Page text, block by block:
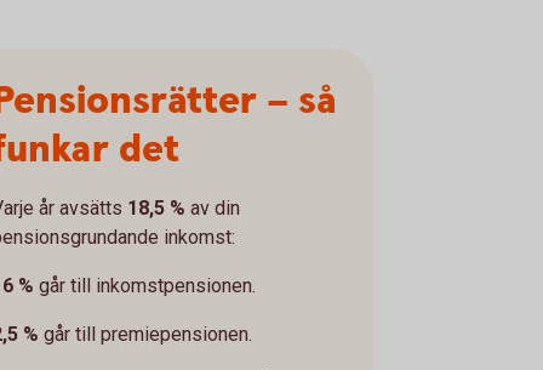
– så
det
år avsätts 18,5 % av din
inkomst:
% går till inkomstpensionen.
% går till premiepensionen.